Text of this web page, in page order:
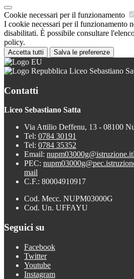
Cookie necessari per il funzionamento
I cookie necessari per il funzionamento
disabilitati. È possibile consultare
policy.
Accetta tutti Salva le preferenze
Liceo Sebastiano
Contatti
Liceo Sebastiano Satta
Via Attilio Deffenu, 13 - 08100
Tel: 0784 30191
Tel: 0784 35352
Email: nupm03000g@istruzione.it
PEC:
mail
C.F.: 80004910917
Cod. Mecc. NUPM03000G
Cod. Un. UFFAYU
Seguici su
Facebook
Twitter
Youtube
Instagram